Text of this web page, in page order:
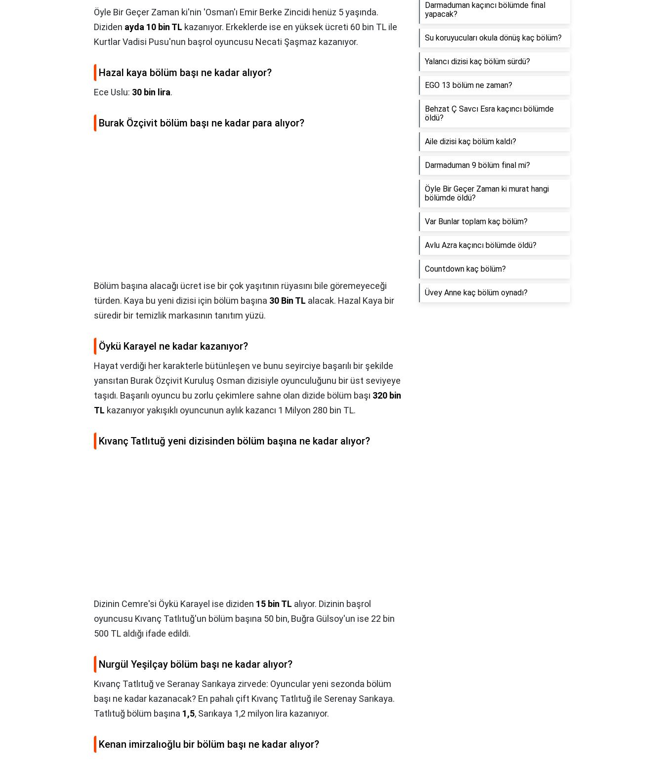
Öyle Bir Geçer Zaman ki'nin 'Osman'ı Emir Berke Zincidi henüz 5 yaşında.
Diziden ayda 10 bin TL kazanıyor. Erkeklerde ise en yüksek ücreti 60 bin TL ile
Kurtlar Vadisi Pusu'nun başrol oyuncusu Necati Şaşmaz kazanıyor.
Hazal kaya bölüm başı ne kadar alıyor?
Ece Uslu: 30 bin lira.
Burak Özçivit bölüm başı ne kadar para alıyor?
Bölüm başına alacağı ücret ise bir çok yaşıtının rüyasını bile göremeyeceği
türden. Kaya bu yeni dizisi için bölüm başına 30 Bin TL alacak. Hazal Kaya bir
süredir bir temizlik markasının tanıtım yüzü.
Öykü Karayel ne kadar kazanıyor?
Hayat verdiği her karakterle bütünleşen ve bunu seyirciye başarılı bir şekilde
yansıtan Burak Özçivit Kuruluş Osman dizisiyle oyunculuğunu bir üst seviyeye
taşıdı. Başarılı oyuncu bu zorlu çekimlere sahne olan dizide bölüm başı 320 bin
TL kazanıyor yakışıklı oyuncunun aylık kazancı 1 Milyon 280 bin TL.
Kıvanç Tatlıtuğ yeni dizisinden bölüm başına ne kadar alıyor?
Dizinin Cemre'si Öykü Karayel ise diziden 15 bin TL alıyor. Dizinin başrol
oyuncusu Kıvanç Tatlıtuğ'un bölüm başına 50 bin, Buğra Gülsoy'un ise 22 bin
500 TL aldığı ifade edildi.
Nurgül Yeşilçay bölüm başı ne kadar alıyor?
Kıvanç Tatlıtuğ ve Seranay Sarıkaya zirvede: Oyuncular yeni sezonda bölüm
başı ne kadar kazanacak? En pahalı çift Kıvanç Tatlıtuğ ile Serenay Sarıkaya.
Tatlıtuğ bölüm başına 1,5, Sarıkaya 1,2 milyon lira kazanıyor.
Kenan imirzalıoğlu bir bölüm başı ne kadar alıyor?
Darmaduman kaçıncı bölümde final
yapacak?
Su koruyucuları okula dönüş kaç bölüm?
Yalancı dizisi kaç bölüm sürdü?
EGO 13 bölüm ne zaman?
Behzat Ç Savcı Esra kaçıncı bölümde
öldü?
Aile dizisi kaç bölüm kaldı?
Darmaduman 9 bölüm final mi?
Öyle Bir Geçer Zaman ki murat hangi
bölümde öldü?
Var Bunlar toplam kaç bölüm?
Avlu Azra kaçıncı bölümde öldü?
Countdown kaç bölüm?
Üvey Anne kaç bölüm oynadı?